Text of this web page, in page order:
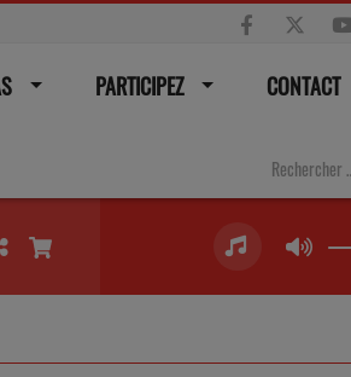
PARTICIPEZ CONTACT